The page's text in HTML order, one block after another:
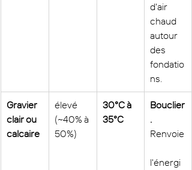
d'air
chaud
autour
des
fondatio
ns.
Gravier
clair ou
calcaire
élevé
(~40% à
50%)
30°C à
35°C
Bouclier
.
Renvoie
l'énergi